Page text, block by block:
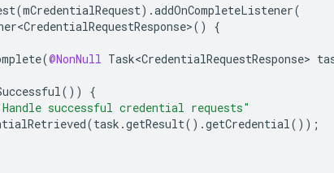
(mCredentialRequest).addOnCompleteListener(
()
{
(@NonNull Task<CredentialRequestResponse>
())
{
successful credential requests"
(task .getResult().getCredential());